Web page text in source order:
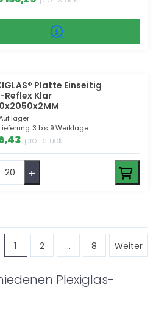
Platte Einseitig
Reflex Klar
lager
Lieferung: 3 bis 9 Werktage
pro 1 stück
+
1 2 ... 8 Weiter
Plexiglas-